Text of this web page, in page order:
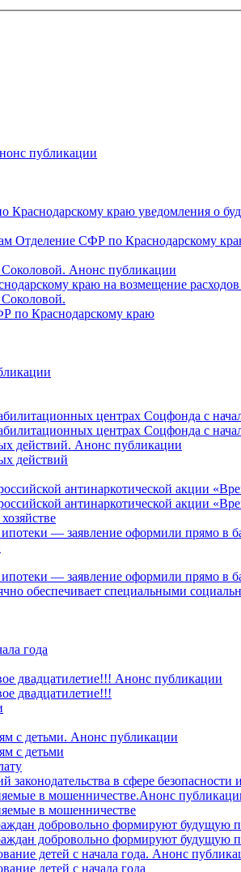
публикации
краю уведомления о
Отделение СФР по Краснодарскому
Соколовой. Анонс публикации
краю на возмещение расходов
по Краснодарскому краю
центрах Соцфонда с
центрах Соцфонда с
действий. Анонс публикации
действий
антинаркотической акции
антинаркотической акции
— заявление оформили прямо в
— заявление оформили прямо в
обеспечивает специальными
года
двадцатилетие!!! Анонс публикации
двадцатилетие!!!
с детьми. Анонс публикации
с детьми
в сфере безопасности
в мошенничестве.Анонс
в мошенничестве
добровольно формируют будущую
добровольно формируют будущую
детей с начала года. Анонс
детей с начала года